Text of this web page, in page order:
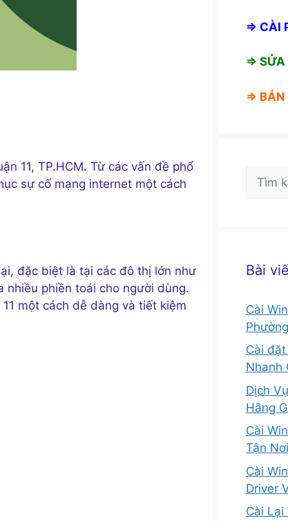
11, TP.HCM. Từ các vấn đề phổ
sự cố mạng internet một cách
đặc biệt là tại các đô thị lớn như
nhiều phiền toái cho người dùng.
một cách dễ dàng và tiết kiệm
⇒ CÀI
⇒ SỬA
⇒ BÁN
Tìm
kiếm
Bài
Cài
Cài
Nhanh
Dịch
Hãng
Cài
Tận
Cài
Driver
Cài Lại